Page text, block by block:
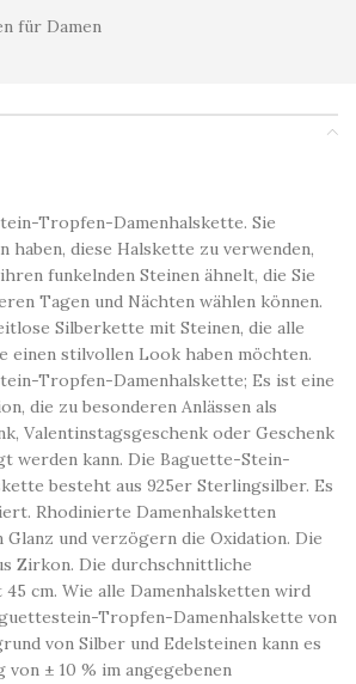
für Damen
Tropfen-Damenhalskette. Sie
haben, diese Halskette zu verwenden,
funkelnden Steinen ähnelt, die Sie
Tagen und Nächten wählen können.
Silberkette mit Steinen, die alle
einen stilvollen Look haben möchten.
Tropfen-Damenhalskette; Es ist eine
die zu besonderen Anlässen als
Valentinstagsgeschenk oder Geschenk
werden kann. Die Baguette-Stein-
besteht aus 925er Sterlingsilber. Es
Rhodinierte Damenhalsketten
und verzögern die Oxidation. Die
Zirkon. Die durchschnittliche
cm. Wie alle Damenhalsketten wird
Tropfen-Damenhalskette von
von Silber und Edelsteinen kann es
von ± 10 % im angegebenen